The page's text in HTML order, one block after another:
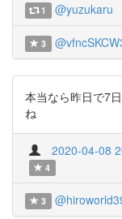
1 @yuzukaru
3
本当なら昨日で7
ね
2020-04-08
4
3